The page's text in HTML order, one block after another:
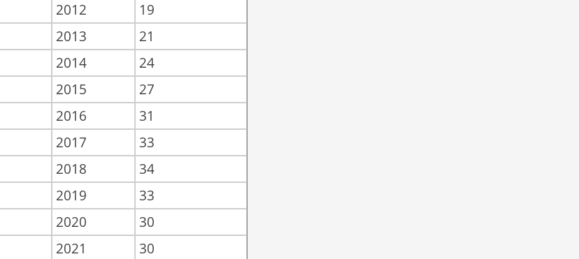
2012
19
2013
21
2014
24
2015
27
2016
31
2017
33
2018
34
2019
33
2020
30
2021
30